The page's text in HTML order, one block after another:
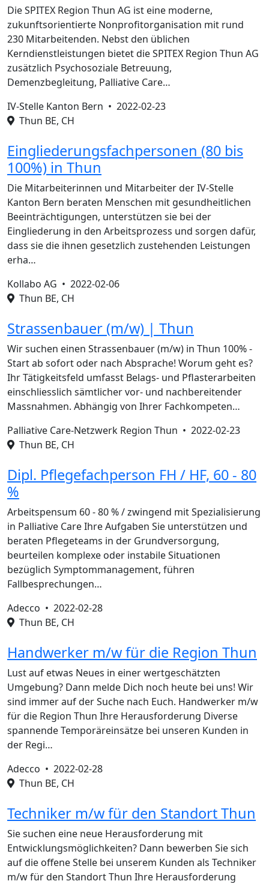
Die SPITEX Region Thun AG ist eine moderne,
zukunftsorientierte Nonprofitorganisation mit rund
230 Mitarbeitenden. Nebst den üblichen
Kerndienstleistungen bietet die SPITEX Region Thun AG
zusätzlich Psychosoziale Betreuung,
Demenzbegleitung, Palliative Care…
IV-Stelle Kanton Bern • 2022-02-23
Thun BE, CH
Eingliederungsfachpersonen (80 bis
100%) in Thun
Die Mitarbeiterinnen und Mitarbeiter der IV-Stelle
Kanton Bern beraten Menschen mit gesundheitlichen
Beeinträchtigungen, unterstützen sie bei der
Eingliederung in den Arbeitsprozess und sorgen dafür,
dass sie die ihnen gesetzlich zustehenden Leistungen
erha…
Kollabo AG • 2022-02-06
Thun BE, CH
Strassenbauer (m/w) | Thun
Wir suchen einen Strassenbauer (m/w) in Thun 100% -
Start ab sofort oder nach Absprache! Worum geht es?
Ihr Tätigkeitsfeld umfasst Belags- und Pflasterarbeiten
einschliesslich sämtlicher vor- und nachbereitender
Massnahmen. Abhängig von Ihrer Fachkompeten…
Palliative Care-Netzwerk Region Thun • 2022-02-23
Thun BE, CH
Dipl. Pflegefachperson FH / HF, 60 - 80
%
Arbeitspensum 60 - 80 % / zwingend mit Spezialisierung
in Palliative Care Ihre Aufgaben Sie unterstützen und
beraten Pflegeteams in der Grundversorgung,
beurteilen komplexe oder instabile Situationen
bezüglich Symptommanagement, führen
Fallbesprechungen…
Adecco • 2022-02-28
Thun BE, CH
Handwerker m/w für die Region Thun
Lust auf etwas Neues in einer wertgeschätzten
Umgebung? Dann melde Dich noch heute bei uns! Wir
sind immer auf der Suche nach Euch. Handwerker m/w
für die Region Thun Ihre Herausforderung Diverse
spannende Temporäreinsätze bei unseren Kunden in
der Regi…
Adecco • 2022-02-28
Thun BE, CH
Techniker m/w für den Standort Thun
Sie suchen eine neue Herausforderung mit
Entwicklungsmöglichkeiten? Dann bewerben Sie sich
auf die offene Stelle bei unserem Kunden als Techniker
m/w für den Standort Thun Ihre Herausforderung